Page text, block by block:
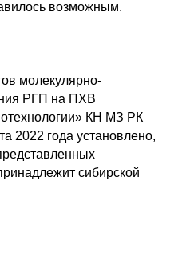
возможным.
молекулярно-
РГП на ПХВ
КН МЗ РК
2022 года установлено,
сибирской